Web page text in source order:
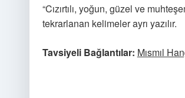
“Cızırtılı, yoğun, güzel ve
tekrarlanan kelimeler ayrı yazılır.
Tavsiyeli Bağlantılar: Mısmıl